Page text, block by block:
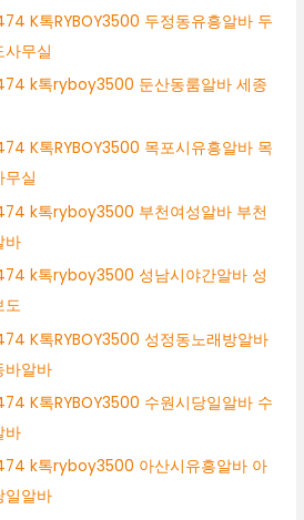
K톡RYBOY3500 두정동유흥알바 두
무실
k톡ryboy3500 둔산동룸알바 세종
K톡RYBOY3500 목포시유흥알바 목
실
k톡ryboy3500 부천여성알바 부천
바
k톡ryboy3500 성남시야간알바 성
도
K톡RYBOY3500 성정동노래방알바
바알바
K톡RYBOY3500 수원시당일알바 수
바
k톡ryboy3500 아산시유흥알바 아
일알바